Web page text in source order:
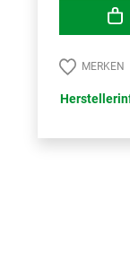
MERKEN